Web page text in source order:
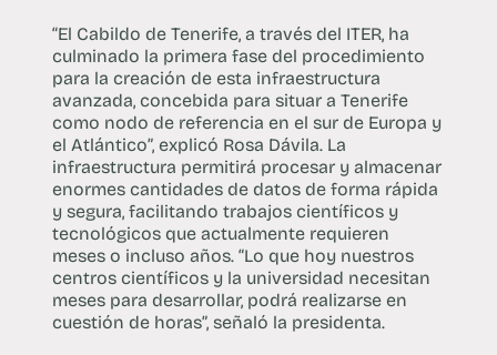
“El Cabildo de Tenerife, a través del ITER, ha
culminado la primera fase del procedimiento
para la creación de esta infraestructura
avanzada, concebida para situar a Tenerife
como nodo de referencia en el sur de Europa y
el Atlántico”, explicó Rosa Dávila. La
infraestructura permitirá procesar y almacenar
enormes cantidades de datos de forma rápida
y segura, facilitando trabajos científicos y
tecnológicos que actualmente requieren
meses o incluso años. “Lo que hoy nuestros
centros científicos y la universidad necesitan
meses para desarrollar, podrá realizarse en
cuestión de horas”, señaló la presidenta.